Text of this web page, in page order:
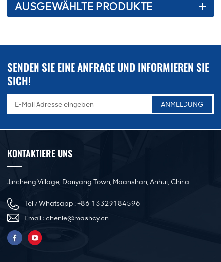
AUSGEWÄHLTE PRODUKTE
SENDEN SIE EINE ANFRAGE UND INFORMIEREN SIE
SICH!
KONTAKTIERE UNS
Jincheng Village, Danyang Town, Maanshan, Anhui, China
Tel / Whatsapp :+86 13329184596
Email :chenle@mashcy.cn